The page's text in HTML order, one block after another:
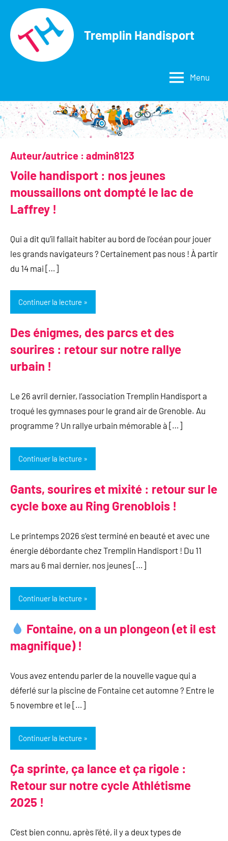
contenu
Tremplin Handisport
Menu
Auteur/autrice : admin8123
Voile handisport : nos jeunes
moussaillons ont dompté le lac de
Laffrey !
Qui a dit qu’il fallait habiter au bord de l’océan pour jouer
les grands navigateurs ? Certainement pas nous ! À partir
du 14 mai […]
Continuer la lecture
Des énigmes, des parcs et des
sourires : retour sur notre rallye
urbain !
Le 26 avril dernier, l’association Tremplin Handisport a
troqué les gymnases pour le grand air de Grenoble. Au
programme ? Un rallye urbain mémorable à […]
Continuer la lecture
Gants, sourires et mixité : retour sur le
cycle boxe au Ring Grenoblois !
Le printemps 2026 s’est terminé en beauté et avec une
énergie débordante chez Tremplin Handisport ! Du 11
mars au 6 mai dernier, nos jeunes […]
Continuer la lecture
Fontaine, on a un plongeon (et il est
magnifique) !
Vous avez entendu parler de la nouvelle vague qui a
déferlé sur la piscine de Fontaine cet automne ? Entre le
5 novembre et le […]
Continuer la lecture
Ça sprinte, ça lance et ça rigole :
Retour sur notre cycle Athlétisme
2025 !
C’est bien connu, après l’été, il y a deux types de